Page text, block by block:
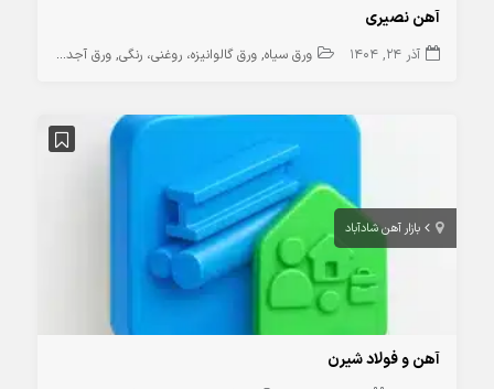
آهن نصیری
آذر 24, 1404 ورق سیاه ورق گالوانیزه، روغنی، رنگی ورق آجدار
بازار آهن شادآباد
آهن و فولاد شیرن